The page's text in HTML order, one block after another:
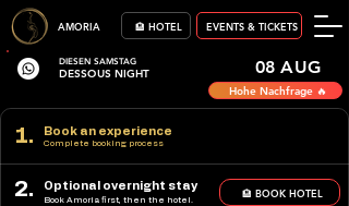
AMORIA 🏨 HOTEL EVENTS & TICKETS
DIESEN SAMSTAG
DESSOUS NIGHT 08 AUG
Hohe Nachfrage 🔥
1. Book an experience
Complete booking process
2. Optional overnight stay
Book Amoria first, then the hotel.
🏨 BOOK HOTEL